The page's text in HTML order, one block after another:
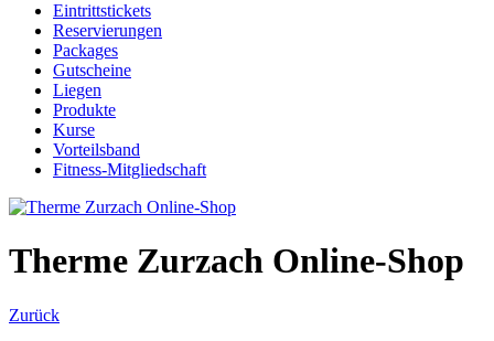
Eintrittstickets
Reservierungen
Packages
Gutscheine
Liegen
Produkte
Kurse
Vorteilsband
Fitness-Mitgliedschaft
Therme Zurzach Online-Shop
Zurück